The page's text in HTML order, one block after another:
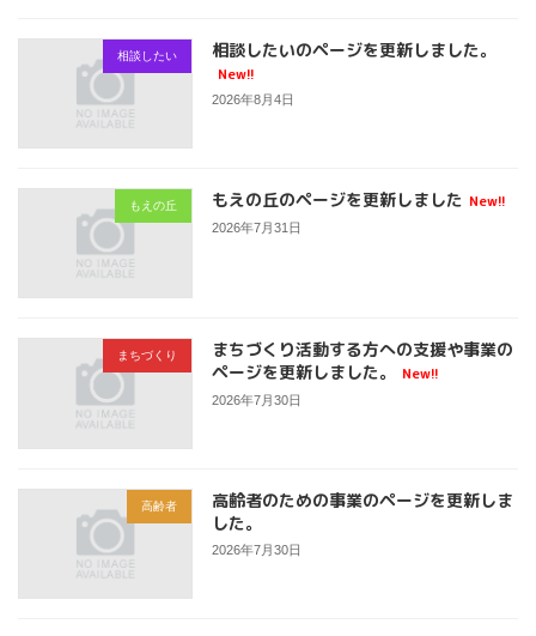
相談したい 相談したいのページを更新しました。
New!!
2026年8月4日
もえの丘 もえの丘のページを更新しました New!!
2026年7月31日
まちづくり
まちづくり活動する方への支援や事業の
ページを更新しました。
New!!
2026年7月30日
高齢者
高齢者のための事業のページを更新しま
した。
2026年7月30日